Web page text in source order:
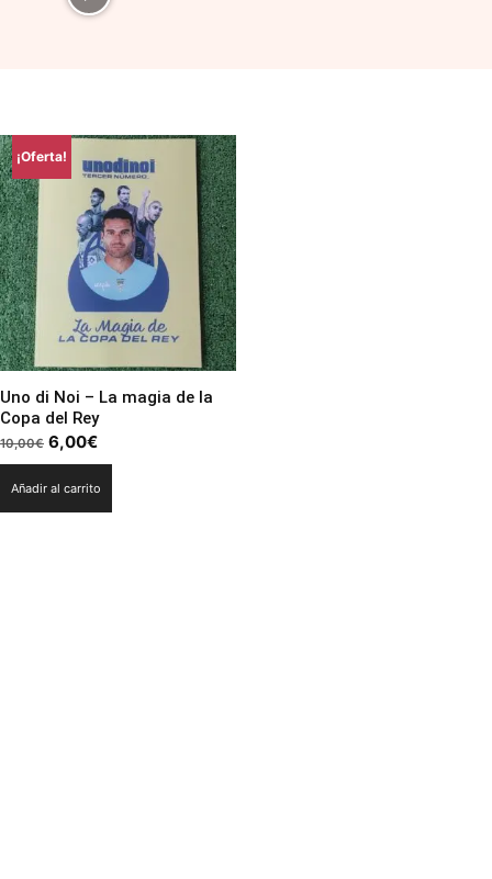
¡Oferta!
Uno di Noi – La magia de la
Copa del Rey
10,00€ El
precio
original
era:
6,00€El
precio
actual
es:
Añadir al carrito